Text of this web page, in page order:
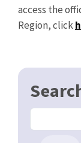
access the
Region, click